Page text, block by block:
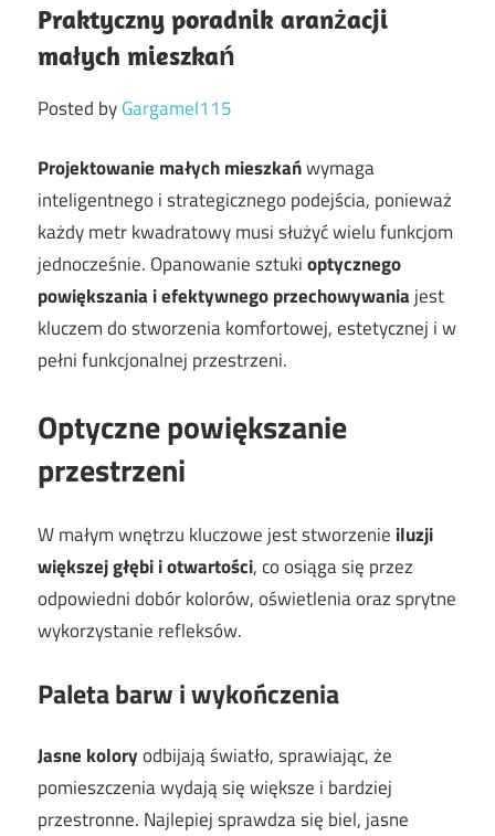
Praktyczny poradnik aranżacji
małych mieszkań
Posted byGargamel115
Projektowanie małych mieszkańwymaga
inteligentnego i strategicznego podejścia, ponieważ
każdy metr kwadratowy musi służyć wielu funkcjom
jednocześnie. Opanowanie sztukioptycznego
powiększania i efektywnego przechowywaniajest
kluczem do stworzenia komfortowej, estetycznej i w
pełni funkcjonalnej przestrzeni.
Optyczne powiększanie
przestrzeni
W małym wnętrzu kluczowe jest stworzenie iluzji
większej głębi i otwartości, co osiąga się przez
odpowiedni dobór kolorów, oświetlenia oraz sprytne
wykorzystanie refleksów.
Paleta barw i wykończenia
Jasne koloryodbijają światło, sprawiając, że
pomieszczenia wydają się większe i bardziej
przestronne. Najlepiej sprawdza się biel, jasne